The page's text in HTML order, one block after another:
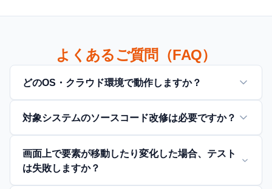
よくあるご質問（FAQ）
どのOS・クラウド環境で動作しますか？
対象システムのソースコード改修は必要ですか？
画面上で要素が移動したり変化した場合、テスト
は失敗しますか？